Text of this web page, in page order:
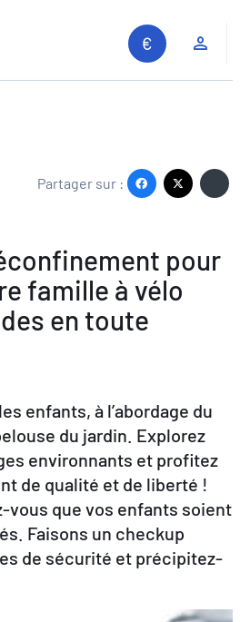
sur le site
FRDEEN
Partager sur :
pour
famille à vélo
en toute
enfants, à l’abordage du
du jardin. Explorez
environnants et profitez
de qualité et de liberté !
vous que vos enfants soient
Faisons un checkup
de sécurité et précipitez-